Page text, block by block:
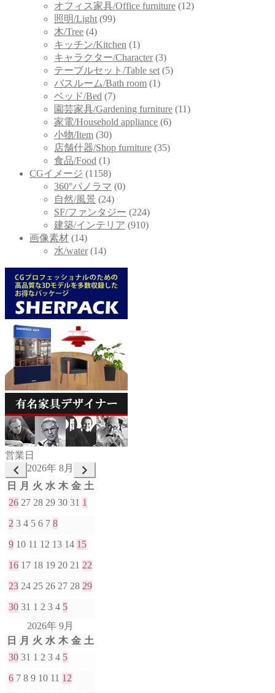
オフィス家具/Office furniture (12)
照明/Light (99)
木/Tree (4)
キッチン/Kitchen (1)
キャラクター/Character (3)
テーブルセット/Table set (5)
バスルーム/Bath room (1)
ベッド/Bed (7)
園芸家具/Gardening furniture (11)
家電/Household appliance (6)
小物/Item (30)
店舗什器/Shop furniture (35)
食品/Food (1)
CGイメージ (1158)
360°パノラマ (0)
自然/風景 (24)
SF/ファンタジー (224)
建築/インテリア (910)
画像素材 (14)
水/water (14)
営業日
2026年 8月
日
月 火 水 木 金 土
26 27 28 29 30 31 1
2 3 4 5 6 7 8
9 10 11 12 13 14 15
16 17 18 19 20 21 22
23 24 25 26 27 28 29
30 31 1 2 3 4 5
2026年 9月
日
月 火 水 木 金 土
30 31 1 2 3 4 5
6 7 8 9 10 11 12